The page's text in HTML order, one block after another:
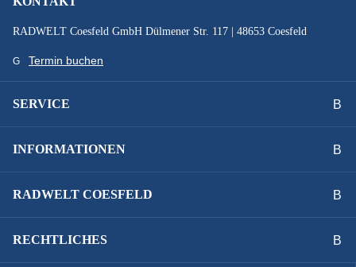
RADWELT Coesfeld GmbH Dülmener Str. 117 | 48653 Coesfeld
Termin buchen
SERVICE
INFORMATIONEN
RADWELT COESFELD
RECHTLICHES